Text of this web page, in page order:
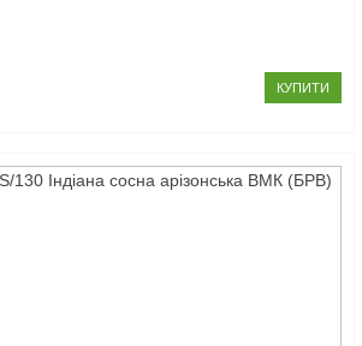
КУПИТИ